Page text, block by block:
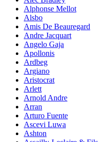
Alphonse Mellot
Alsbo
Amis De Beauregard
Andre Jacquart
Angelo Gaja
Apollonis
Ardbeg
Argiano
Aristocrat
Arlett
Arnold Andre
Arran
Arturo Fuente
Ascevi Luwa
Ashton